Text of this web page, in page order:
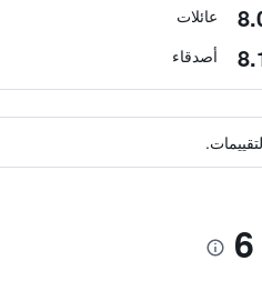
عائلات
أصدقاء